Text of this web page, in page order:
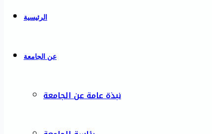
الرئيسية
عن الجامعة
نبذة عامة عن الجامعة